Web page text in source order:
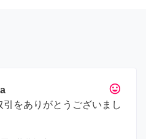
tag_faces
引をありがとうございまし